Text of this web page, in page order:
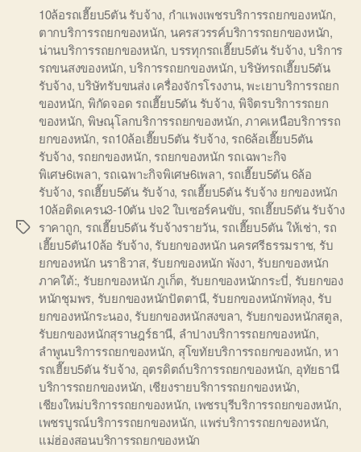
Tags
10ล้อรถเฮี๊ยบ5ตัน รับจ้าง, กำแพงเพชรบริการรถยกของหนัก,
ตากบริการรถยกของหนัก, นครสวรรค์บริการรถยกของหนัก,
น่านบริการรถยกของหนัก, บรรทุกรถเฮี๊ยบ5ตัน รับจ้าง,บริการ
รถขนสงของหนัก,บริการรถยกของหนัก,บริษัทรถเฮี๊ยบ5ตัน
รับจ้าง,บริษัทรับขนส่ง เครื่องจักรโรงงาน,พะเยาบริการรถยก
ของหนัก, พิกัดจอด รถเฮี๊ยบ5ตัน รับจ้าง, พิจิตรบริการรถยก
ของหนัก, พิษณุโลกบริการรถยกของหนัก,ภาคเหนือบริการรถ
ยกของหนัก, รถ10ล้อเฮี๊ยบ5ตัน รับจ้าง, รถ6ล้อเฮี๊ยบ5ตัน
รับจ้าง, รถยกของหนัก, รถยกของหนัก รถเฉพาะกิจ
พิเศษ6เพลา, รถเฉพาะกิจพิเศษ6เพลา, รถเฮี๊ยบ5ตัน 6ล้อ
รับจ้าง, รถเฮี๊ยบ5ตัน รับจ้าง, รถเฮี๊ยบ5ตัน รับจ้าง ยกของหนัก
10ล้อติดเครน3-10ตัน ปจ2 ใบเซอร์คนขับ, รถเฮี๊ยบ5ตัน รับจ้าง
ราคาถูก, รถเฮี๊ยบ5ตัน รับจ้างรายวัน, รถเฮี๊ยบ5ตัน ให้เช่า, รถ
เฮี๊ยบ5ตัน10ล้อ รับจ้าง, รับยกของหนัก นครศรีธรรมราช, รับ
ยกของหนัก นราธิวาส, รับยกของหนัก พังงา, รับยกของหนัก
ภาคใต้:, รับยกของหนัก ภูเก็ต, รับยกของหนักกระบี่, รับยกของ
หนักชุมพร, รับยกของหนักปัตตานี, รับยกของหนักพัทลุง, รับ
ยกของหนักระนอง, รับยกของหนักสงขลา, รับยกของหนักสตูล,
รับยกของหนักสุราษฎร์ธานี, ลำปางบริการรถยกของหนัก,
ลำพูนบริการรถยกของหนัก, สุโขทัยบริการรถยกของหนัก,หา
รถเฮี๊ยบ5ตัน รับจ้าง, อุตรดิตถ์บริการรถยกของหนัก, อุทัยธานี
บริการรถยกของหนัก, เชียงรายบริการรถยกของหนัก,
เชียงใหม่บริการรถยกของหนัก, เพชรบุรีบริการรถยกของหนัก,
เพชรบูรณ์บริการรถยกของหนัก, แพร่บริการรถยกของหนัก,
แม่ฮ่องสอนบริการรถยกของหนัก